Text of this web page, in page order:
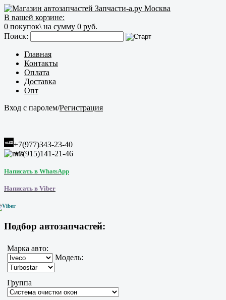
В вашей корзине:
0 покупок\ на сумму 0 руб.
Поиск:
Главная
Контакты
Оплата
Доставка
Опт
Вход с паролем/Регистрация
+7(977)343-23-40
+7(915)141-21-46
Написать в WhatsApp
Написать в Viber
Подбор автозапчастей:
Марка авто:
Модель:
Группа